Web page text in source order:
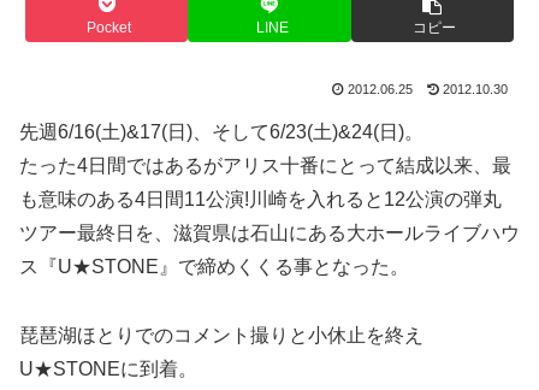
Pocket LINE コピー
2012.06.25 2012.10.30
先週6/16(土)&17(日)、そして6/23(土)&24(日)。
たった4日間ではあるがアリス十番にとって結成以来、最
も意味のある4日間11公演!川崎を入れると12公演の弾丸
ツアー最終日を、滋賀県は石山にある大ホールライブハウ
ス『U★STONE』で締めくくる事となった。
琵琶湖ほとりでのコメント撮りと小休止を終え
U★STONEに到着。